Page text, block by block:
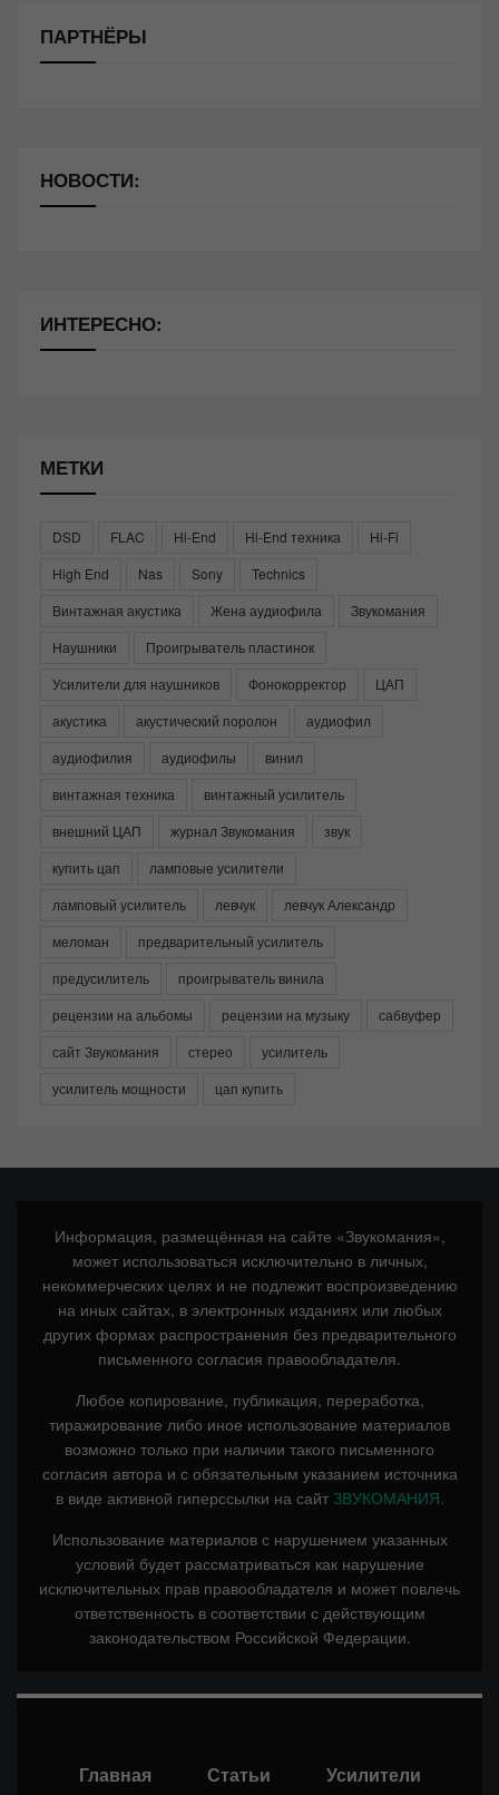
ПАРТНЁРЫ
НОВОСТИ:
ИНТЕРЕСНО:
МЕТКИ
DSD FLAC Hi-End Hi-End техника
Hi-Fi
High End
Nas Sony
Technics
Винтажная акустика
Жена аудиофила
Звукомания
Наушники
Проигрыватель пластинок
Усилители для наушников
Фонокорректор
ЦАП
акустика
акустический поролон
аудиофил
аудиофилия
аудиофилы
винил
винтажная техника
винтажный усилитель
внешний ЦАП
журнал Звукомания
звук
купить цап
ламповые усилители
ламповый усилитель
левчук
левчук Александр
меломан
предварительный усилитель
предусилитель
проигрыватель винила
рецензии на альбомы
рецензии на музыку
сабвуфер
сайт Звукомания
стерео
усилитель
усилитель мощности
цап купить
Информация, размещённая на сайте «Звукомания»,
может использоваться исключительно в личных,
некоммерческих целях и не подлежит воспроизведению
на иных сайтах, в электронных изданиях или любых
других формах распространения без предварительного
письменного согласия правообладателя.
Любое копирование, публикация, переработка,
тиражирование либо иное использование материалов
возможно только при наличии такого письменного
согласия автора и с обязательным указанием источника
в виде активной гиперссылки на сайт ЗВУКОМАНИЯ.
Использование материалов с нарушением указанных
условий будет рассматриваться как нарушение
исключительных прав правообладателя и может повлечь
ответственность в соответствии с действующим
законодательством Российской Федерации.
Главная Статьи Усилители